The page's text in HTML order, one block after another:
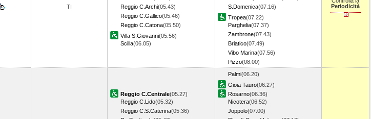
TI
Reggio C.Archi(05.43)
Reggio C.Gallico(05.46)
Reggio C.Catona(05.50)
Villa S.Giovanni(05.56)
Scilla(06.05)
S.Domenica(07.16)
Tropea(07.22)
Parghelia(07.37)
Zambrone(07.43)
Briatico(07.49)
Vibo Marina(07.56)
Pizzo(08.00)
Periodicità
Reggio C.Centrale(05.27)
Reggio C.Lido(05.32)
Reggio C.S.Caterina(05.36)
Palmi(06.20)
Gioia Tauro(06.27)
Rosarno(06.36)
Nicotera(06.52)
Joppolo(07.00)